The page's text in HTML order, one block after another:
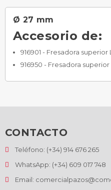
Ø 27 mm
Accesorio de:
916901 - Fresadora superior
916950 - Fresadora
CONTACTO
Teléfono: (+34) 914 676 265
WhatsApp: (+34) 609 017 748
Email: